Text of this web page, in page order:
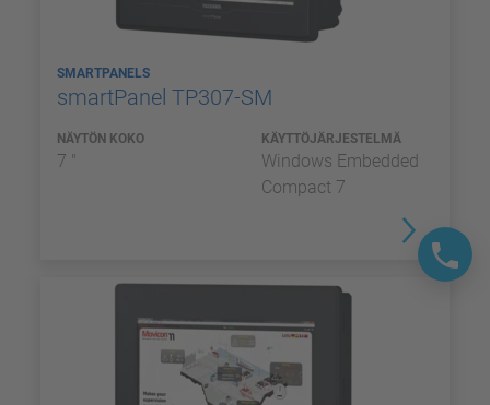
SMARTPANELS
smartPanel TP307-SM
NÄYTÖN KOKO
7 "
KÄYTTÖJÄRJESTELMÄ
Windows Embedded
Compact 7